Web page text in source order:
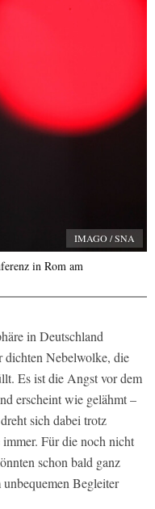
IMAGO / SNA
in Rom am
in Deutschland
dichten Nebelwolke, die
Es ist die Angst vor dem
erscheint wie gelähmt –
sich dabei trotz
Für die noch nicht
schon bald ganz
Begleiter